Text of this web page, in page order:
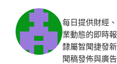
每日提供財經
業動態的即時
隸屬智聞捷發
聞稿發佈與廣